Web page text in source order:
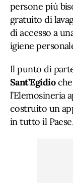
persone più
gratuito di
di accesso a
igiene
Il punto di
Sant’Egidioche
l’Elemosineria
costruito un
in tutto il